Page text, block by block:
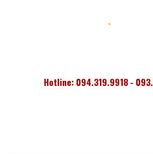
Hotline: 094.319.9918 -